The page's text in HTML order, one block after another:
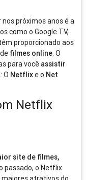
próximos anos é a
como o Google TV,
proporcionado aos
filmes online. O
para você assistir
O Netflixe o Net
Netflix
site de filmes,
passado, o Netflix